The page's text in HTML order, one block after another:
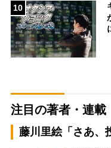
10
注目の著者・連載
藤川里絵「さあ、